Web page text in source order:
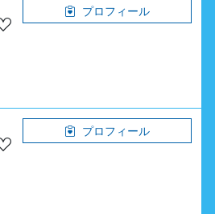
プロフィール
プロフィール